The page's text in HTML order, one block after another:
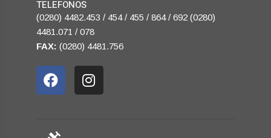
TELEFONOS
(0280) 4482.453 / 454 / 455 / 864 / 692 (0280)
4481.071 / 078
FAX: (0280) 4481.756